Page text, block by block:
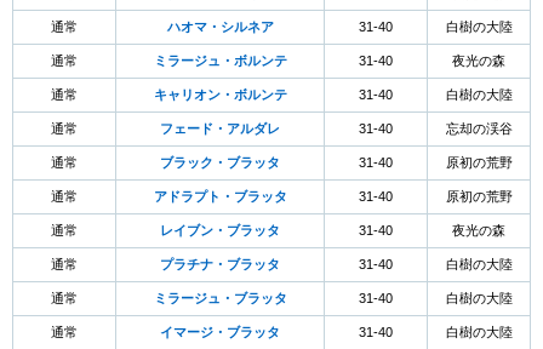
通常 ハオマ・シルネア 31-40 白樹の大陸
通常 ミラージュ・ボルンテ 31-40 夜光の森
通常 キャリオン・ボルンテ 31-40 白樹の大陸
通常 フェード・アルダレ 31-40 忘却の渓谷
通常 ブラック・ブラッタ 31-40 原初の荒野
通常 アドラプト・ブラッタ 31-40 原初の荒野
通常 レイブン・ブラッタ 31-40 夜光の森
通常 プラチナ・ブラッタ 31-40 白樹の大陸
通常 ミラージュ・ブラッタ 31-40 白樹の大陸
通常 イマージ・ブラッタ 31-40 白樹の大陸